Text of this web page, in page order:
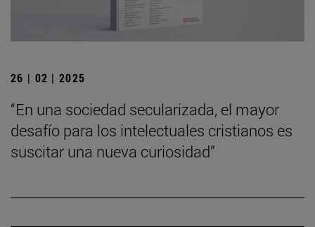
26 | 02 | 2025
“En una sociedad secularizada, el mayor
desafío para los intelectuales cristianos es
suscitar una nueva curiosidad”